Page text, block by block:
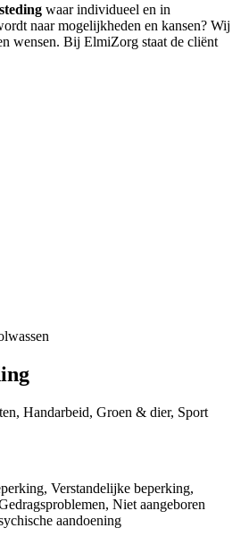
waar individueel en in
naar mogelijkheden en kansen? Wij
wensen. Bij ElmiZorg staat de cliënt
Handarbeid, Groen & dier, Sport
Verstandelijke beperking,
Niet aangeboren
aandoening